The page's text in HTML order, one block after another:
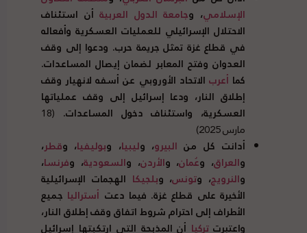
الإسلامي، وجامعة الدول العربيةأن استئناف
الاحتلال الإسرائيلي للعمليات العسكرية وأفعاله
في قطاع غزة تمثل جريمة حرب. ودعوا إلى وقف
العدوان وفتح المعابر لضمان إيصال المساعدات.
كما أعرب الاتحاد الأوروبي عن أسفه لانهيار وقف
إطلاق النار، ودعا إسرائيل إلى وقف عملياتها
العسكرية، واستئناف دخول المساعدات.
(18
مارس 2025)
أدانت كل من البيرو، وليبيا، وبوليفيا، وقطر،
والعراق، وعُمان، والأردن، والسعودية، وفرنسا،
والنرويج، وتونس، وبلجيكا الهجمات الإسرائيلية
الأخيرة على قطاع غزة. فيما دعت أستراليا جميع
الأطراف إلى احترام شروط اتفاق وقف إطلاق النار،
واعتبرتتركيا أن المذبحة التي ارتكبتها إسرائيل